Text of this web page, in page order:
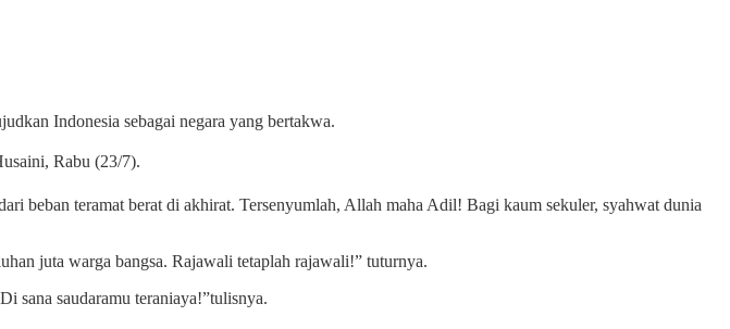
Indonesia sebagai negara yang bertakwa.
Rabu (23/7).
beban teramat berat di akhirat. Tersenyumlah, Allah maha Adil! Bagi kaum sekuler, syahwat dunia
juta warga bangsa. Rajawali tetaplah rajawali!” tuturnya.
sana saudaramu teraniaya!”tulisnya.